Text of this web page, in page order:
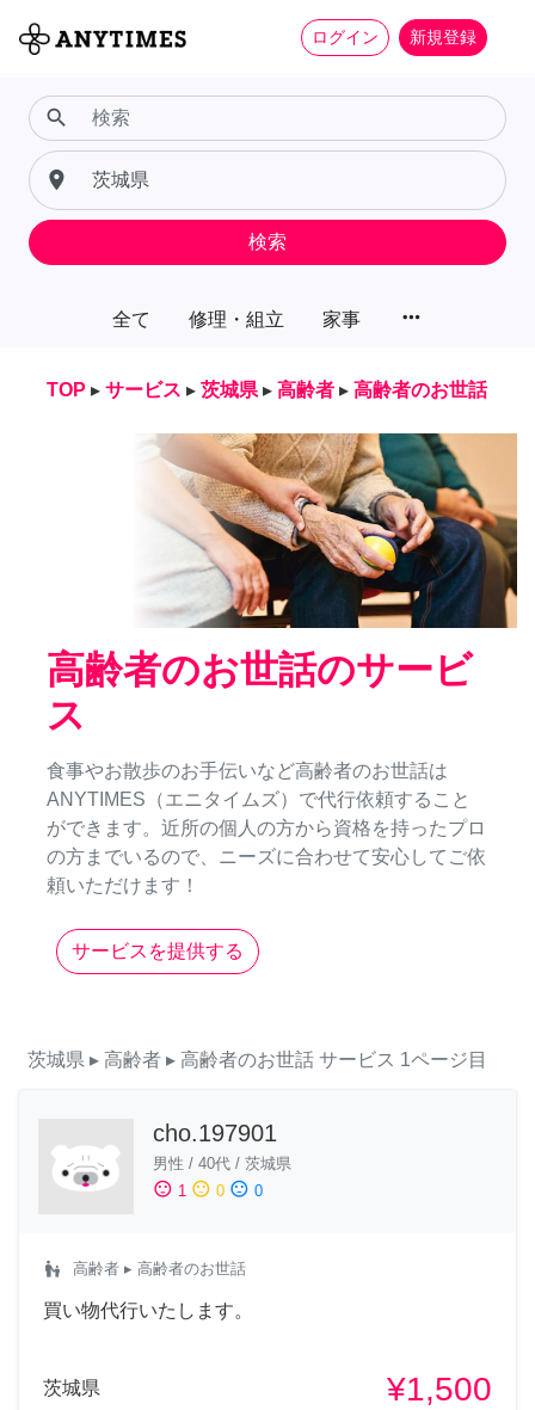
ログイン 新規登録
全て 修理・組立 家事 more_horiz
search
place
検索
TOP ▸ サービス ▸ 茨城県 ▸ 高齢者 ▸ 高齢者のお世話
高齢者のお世話のサービ
ス
食事やお散歩のお手伝いなど高齢者のお世話は
ANYTIMES（エニタイムズ）で代行依頼すること
ができます。近所の個人の方から資格を持ったプロ
の方までいるので、ニーズに合わせて安心してご依
頼いただけます！
サービスを提供する
茨城県 ▸ 高齢者 ▸ 高齢者のお世話 サービス 1ページ目
cho.197901
男性 / 40代 / 茨城県
sentiment_satisfied 1 sentiment_neutral 0 sentiment_dissatisfied 0
escalator_warning 高齢者 ▸ 高齢者のお世話
買い物代行いたします。
茨城県 ¥1,500